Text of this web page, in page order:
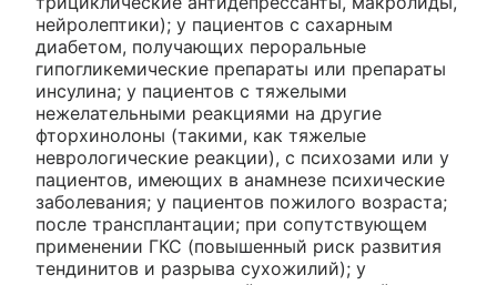
нейролептики); у пациентов с сахарным
диабетом, получающих пероральные
гипогликемические препараты или препараты
инсулина; у пациентов с тяжелыми
нежелательными реакциями на другие
фторхинолоны (такими, как тяжелые
неврологические реакции), с психозами или у
пациентов, имеющих в анамнезе психические
заболевания; у пациентов пожилого возраста;
после трансплантации; при сопутствующем
применении ГКС (повышенный риск развития
тендинитов и разрыва сухожилий); у